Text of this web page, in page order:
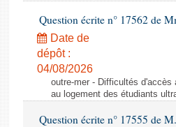
Question écrite n° 17562 de
Date de
dépôt :
04/08/2026
outre-mer - Difficultés d'accès
au logement des étudiants
Question écrite n° 17555 de